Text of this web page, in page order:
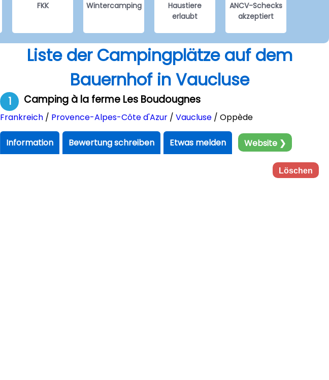
FKK Wintercamping
Haustiere
erlaubt
ANCV-Schecks
akzeptiert
Liste der Campingplätze auf dem
Bauernhof in Vaucluse
1 Camping à la ferme Les Boudougnes
Frankreich / Provence-Alpes-Côte d'Azur / Vaucluse / Oppède
Information Bewertung schreiben Etwas melden Website ❯
Löschen